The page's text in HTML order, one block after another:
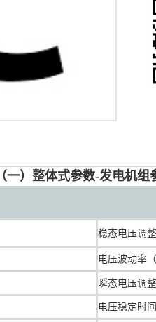
（一）整体式参数-发电机组
稳态电压调
电压波动率
瞬态电压调
电压稳定时